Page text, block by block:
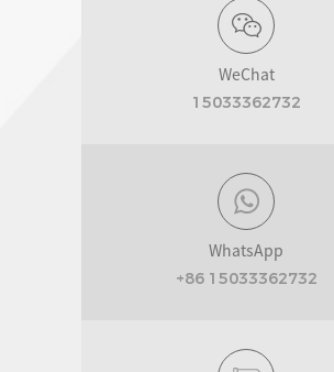
WeChat
15033362732
WhatsApp
+86 15033362732